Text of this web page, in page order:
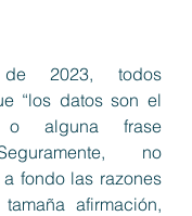
2023, todos
“los datos son el
o alguna frase
no
fondo las razones
afirmación,